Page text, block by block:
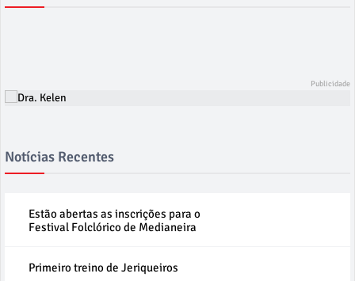
Notícias Recentes
Estão abertas as inscrições para o
Festival Folclórico de Medianeira
Primeiro treino de Jeriqueiros